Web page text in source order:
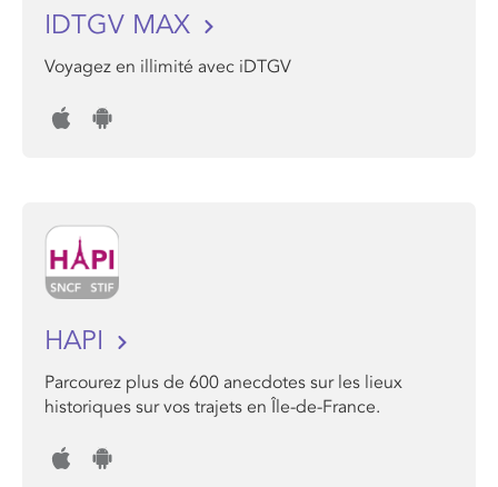
IDTGV MAX
Voyagez en illimité avec iDTGV
HAPI
Parcourez plus de 600 anecdotes sur les lieux
historiques sur vos trajets en Île-de-France.